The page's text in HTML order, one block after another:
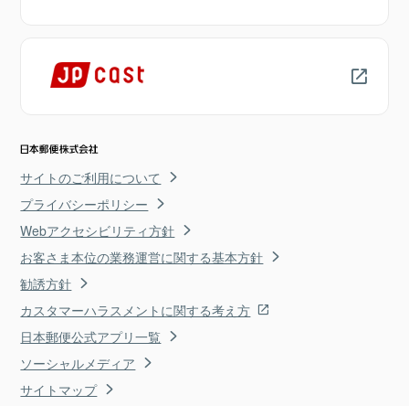
サイトのご利用について
プライバシーポリシー
Webアクセシビリティ方針
お客さま本位の業務運営に関する基本方針
勧誘方針
カスタマーハラスメントに関する考え方
日本郵便公式アプリ一覧
ソーシャルメディア
サイトマップ